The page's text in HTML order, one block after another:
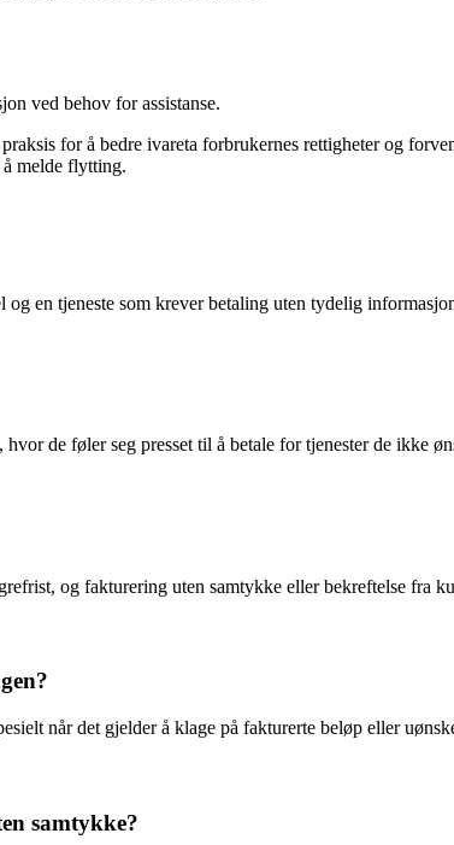
ved behov for assistanse.
for å bedre ivareta forbrukernes rettigheter og
melde flytting.
en tjeneste som krever betaling uten tydelig
de føler seg presset til å betale for tjenester de ikke
og fakturering uten samtykke eller bekreftelse fra
når det gjelder å klage på fakturerte beløp eller
samtykke?